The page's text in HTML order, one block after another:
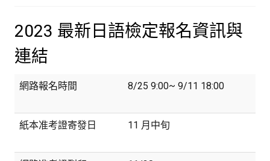
2023 最新日語檢定報名資訊與
連結
網路報名時間 8/25 9:00~ 9/11 18:00
紙本准考證寄發日 11 月中旬